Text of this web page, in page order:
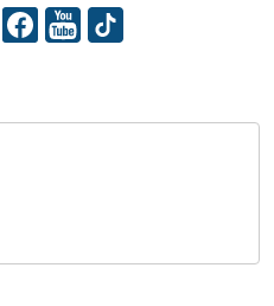
Góc nhìn VOV1
Bình luận
Dòng chảy sự kiện